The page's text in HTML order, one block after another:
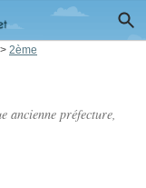
> 2ème
ancienne préfecture,